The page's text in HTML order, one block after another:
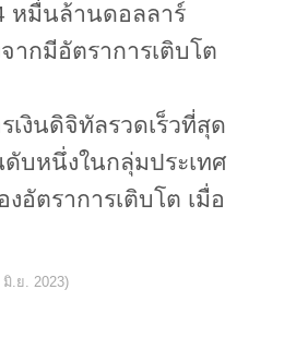
หมื่นล้านดอลลาร์
ากมีอัตราการเติบโต
เงินดิจิทัลรวดเร็วที่สุด
บหนึ่งในกลุ่มประเทศ
อัตราการเติบโต เมื่อ
.ย. 2023)